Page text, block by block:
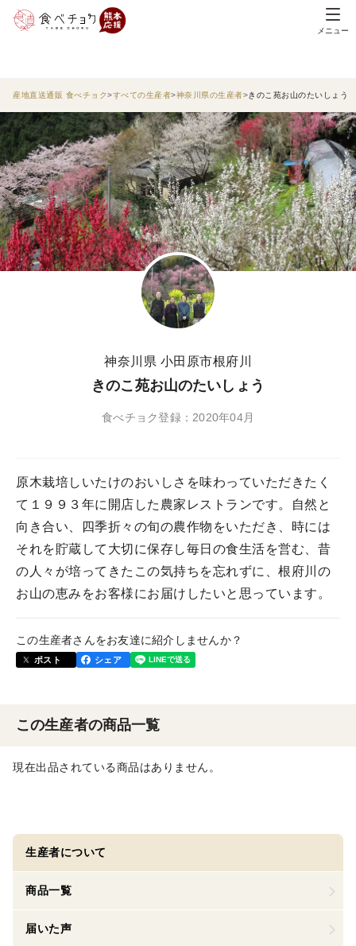
メニュー
産地直送通販 食べチョク すべての生産者 神奈川県の生産者 きのこ苑お山のたいしょう
神奈川県 小田原市根府川
きのこ苑お山のたいしょう
食べチョク登録：2020年04月
原木栽培しいたけのおいしさを味わっていただきたく
て１９９３年に開店した農家レストランです。自然と
向き合い、四季折々の旬の農作物をいただき、時には
それを貯蔵して大切に保存し毎日の食生活を営む、昔
の人々が培ってきたこの気持ちを忘れずに、根府川の
お山の恵みをお客様にお届けしたいと思っています。
この生産者さんをお友達に紹介しませんか？
ポスト シェア
この生産者の商品一覧
現在出品されている商品はありません。
生産者について
商品一覧
届いた声